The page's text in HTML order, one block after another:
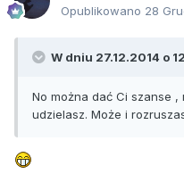
Opublikowano 28
W dniu 27.12.2014 o
No można dać Ci szanse ,
udzielasz. Może i